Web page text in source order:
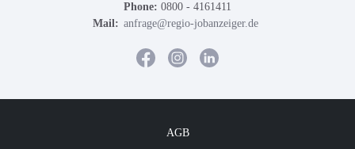
Phone: 0800 - 4161411
Mail: anfrage@regio-jobanzeiger.de
AGB